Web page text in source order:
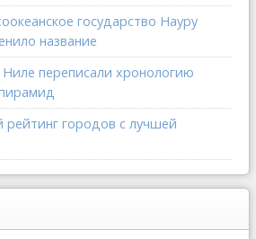
государство Науру
название
переписали хронологию
рейтинг городов с лучшей